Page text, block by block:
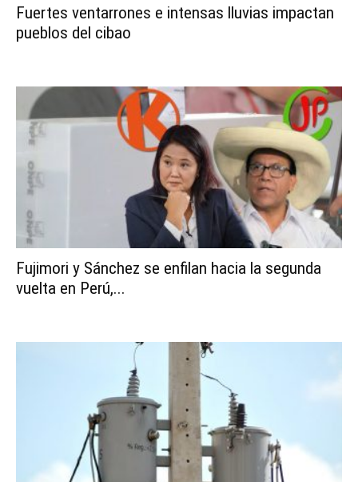
Fuertes ventarrones e intensas lluvias impactan
pueblos del cibao
Fujimori y Sánchez se enfilan hacia la segunda
vuelta en Perú,...